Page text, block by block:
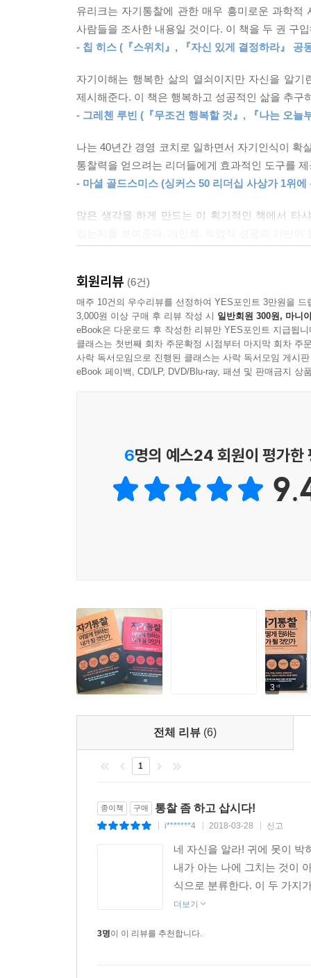
앤절라 아렌츠처럼 겸손한 사람들이 객관적으로
게 관심을 쏟음으로써 더 많은 존경과 사랑을 받
모를 때 이를 겸허히 인정한다. 그들은 자신의 견
절대적 진실의 추구는 통찰을 가로막을 뿐 아니라
한 직관에 반하는 이야기이지만, 내 연구에서는
우리가 자신과 세상의 새로운 점들을 능동적으로
봤을 때 가장 힘들었던 상황에서 거둔 성공에는
어떻게 하면 우리의 내적 자기인식을 향상시켜 ‘
하지 않다. 정말로 당신이 원하는 삶을 살려면 목
우리의 약점을 어떻게 처리해야 최선인지 항상 명
은 변화로 큰 보상을 받기도 한다. 가끔은 우리가
기고, 그 결실을 누린다. (406~407쪽)
---본문 중에서
2018년 제23회 평창 동계올림픽이 막을 내렸다.
소개되었다. 그중에서 쇼트트랙 500미터에서
기대도 컸을 것이고, 그 결실이 바로 눈앞에 있었
선수는 눈물을 흘리면서도 “내가 제대로 했다
않겠다”며 다부진 각오를 보였고, 마침내
것이다. 자신을 알고, 남을 통해 자신을 파악했으
저자 타샤 유리크는 이러한 과정에 대해 다음과
통찰은 자기인식이라는 고속도로에서 고성능
있지만, 그 연료가 없으면 도로변에 차를 세우게
획기적인 전략과 비결을 제시해준다.
“기본적으로 세상에는 자신을 잘 안다고 생각
자신을 잘 아는 사람으로 가득한 세상을 만드는
도움을 받는다면 길을 찾기가 불가능하지는 않다.
요컨대 자기통찰 없이 우리에게 기쁨과 행복을
이 책의 특징이자 장점은 다양한 사례가 등장
자기인식을 뛰어넘어 자기통찰을 이루었는지
외적 자기인식에 관해 알려진 잘못된 믿음과 여
집단 자기인식에 대해 초점이 맞춰져 있는 4부
알려면 무엇이 필요한지를 깨닫고 점점 기만적으
그리고 마지막 장에 있는 ‘자기통찰을 위한 7일
자기통찰을 위한 7일간의 도전!
제1일: 자기인식을 얻고 싶은 영역을 선택한다.
제3일: 자기인식을 가로막는 장벽을 탐색한다.
제4일: 내적 자기인식을 키운다.
제5일: 외적 자기인식을 키운다.
제6일: 자기망상에 빠진 사람을 견뎌낸다.
제7일: 도전 과제를 점검한다.
유리크는 자기통찰에 관한 매우 흥미로운 과학
사람들을 조사한 내용일 것이다. 이 책을 두 권 구
- 칩 히스 (『스위치』, 『자신 있게 결정하라』 공
자기이해는 행복한 삶의 열쇠이지만 자신을 알
제시해준다. 이 책은 행복하고 성공적인 삶을 추구
- 그레첸 루빈 (『무조건 행복할 것』, 『나는 오늘
나는 40년간 경영 코치로 일하면서 자기인식이 확
통찰력을 얻으려는 리더들에게 효과적인 도구를
- 마셜 골드스미스 (싱커스 50 리더십 사상가 1위
많은 생각을 하게 만드는 이 획기적인 책에서 타
우리는 생활하거나 일하면서 내린 뻔한 결론들
연구 결과를 인용하여 나와 동료들의 관계를 변화
- 에드 캣멀 (픽사와 월트디즈니 애니메이션 스튜
자신에 대한 착각과 망상을 불러일으키는 인간
이끌어주고, 혹 그 길로 잘못 들어섰을지라도 되돌
- 〈석세스〉
오랜 기간에 걸쳐 사회 여러 분야의 리더들을
이 책은 진정한 성공이 무엇인지에 대한 강력한
사람의 시각을 통해 자신의 진짜 모습을 보는 것
국가에서 지속 가능한 성공을 실현할 수 있게 한다.
- 800 CEO Read
- 티퍼니 더푸 (『공을 떨어뜨려라Drop the Ball』
회원리뷰 (6건)
매주 10건의 우수리뷰를 선정하여 YES포인트 3만원을 드
3,000원 이상 구매 후 리뷰 작성 시 일반회원 300원, 마니
eBook은 다운로드 후 작성한 리뷰만 YES포인트 지급됩니
클래스는 첫번째 회차 주문확정 시점부터 마지막 회차 주
사락 독서모임으로 진행된 클래스는 사락 독서모임 게시
eBook 페이백, CD/LP, DVD/Blu-ray, 패션 및 판매금지 상
6명의 예스24 회원이 평가한
3
전체 리뷰 (6)
1
종이책 구매 통찰 좀 하고 삽시다!
i*******4 2018-03-28 신고
네 자신을 알라! 귀에 못이 박
내가 아는 나에 그치는 것이
식으로 분류한다. 이 두 가지
더보기
3명이 이 리뷰를 추천합니다.